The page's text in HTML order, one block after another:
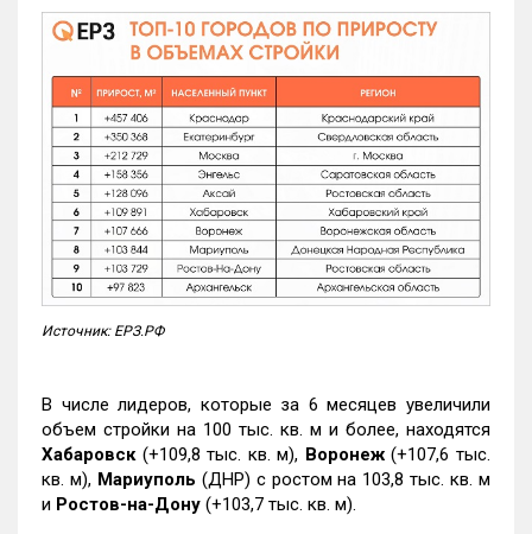
Источник: ЕРЗ.РФ
В числе лидеров, которые за 6 месяцев увеличили
объем стройки на 100 тыс. кв. м и более, находятся
Хабаровск (+109,8 тыс. кв. м), Воронеж(+107,6 тыс.
кв. м), Мариуполь (ДНР) с ростом на 103,8 тыс. кв. м
и Ростов-на-Дону (+103,7 тыс. кв. м).